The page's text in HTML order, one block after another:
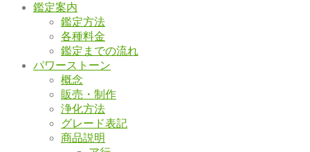
鑑定案内
鑑定方法
各種料金
鑑定までの流れ
パワーストーン
概念
販売・制作
浄化方法
グレード表記
商品説明